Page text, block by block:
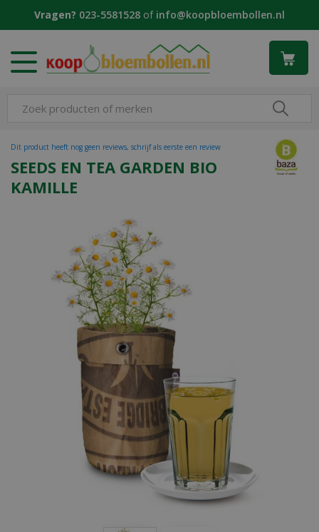
Vragen? 023-5581528 of info@koopbloembollen.nl
SEEDS EN TEA GARDEN BIO
KAMILLE
Dit product heeft nog geen reviews, schrijf als eerste een review